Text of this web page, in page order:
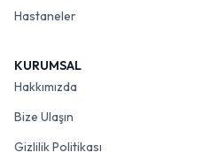
Hastaneler
KURUMSAL
Hakkımızda
Bize Ulaşın
Gizlilik Politikası